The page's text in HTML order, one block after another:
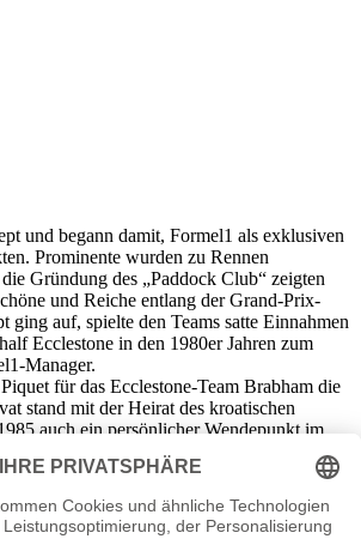
und begann damit, Formel1 als exklusiven
Prominente wurden zu Rennen
Gründung des „Paddock Club“ zeigten
und Reiche entlang der Grand-Prix-
ging auf, spielte den Teams satte Einnahmen
Ecclestone in den 1980er Jahren zum
Manager.
für das Ecclestone-Team Brabham die
stand mit der Heirat des kroatischen
auch ein persönlicher Wendepunkt im
1984 und 1988 wurden die gemeinsamen
geboren. 1988 verkaufte Ecclestone das in